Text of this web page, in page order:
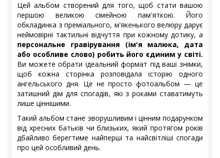
Цей альбом створений для того, щоб стати вашою
першою великою сімейною пам'яткою. Його
обкладинка з преміального, м'якенького велюру дарує
неймовірні тактильні відчуття при кожному дотику, а
персональне гравірування (ім'я малюка, дата
або особливе слово) робить його єдиним у світі.
Ви можете обрати ідеальний формат під ваші знімки,
щоб кожна сторінка розповідала історію одного
ангельського дня. Це не просто фотоальбом — це
затишний дім для спогадів, які з роками ставатимуть
лише ціннішими.
Такий альбом стане зворушливим і цінним подарунком
від хресних батьків чи близьких, який протягом років
дбайливо берегтиме найперші та найсвітліші спогади
про цей особливий день.